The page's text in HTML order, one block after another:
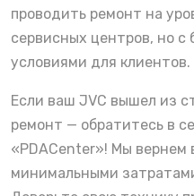
проводить ремонт на
сервисных центров, но с
условиями для клиентов.
Если ваш JVC вышел из
ремонт — обратитесь в
«PDACenter»! Мы вернем
минимальными